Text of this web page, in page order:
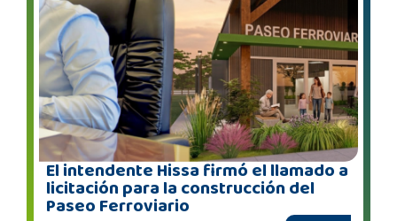
El intendente Hissa firmó el llamado a
licitación para la construcción del
Paseo Ferroviario